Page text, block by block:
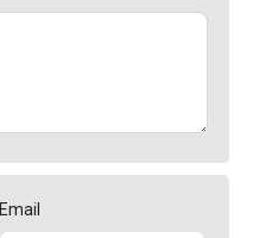
Email